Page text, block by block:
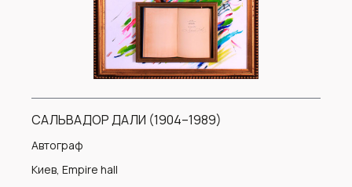
САЛЬВАДОР ДАЛИ (1904–1989)
Автограф
Киев, Empire hall